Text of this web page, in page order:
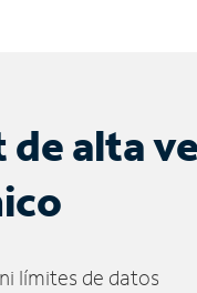
alta
límites de datos